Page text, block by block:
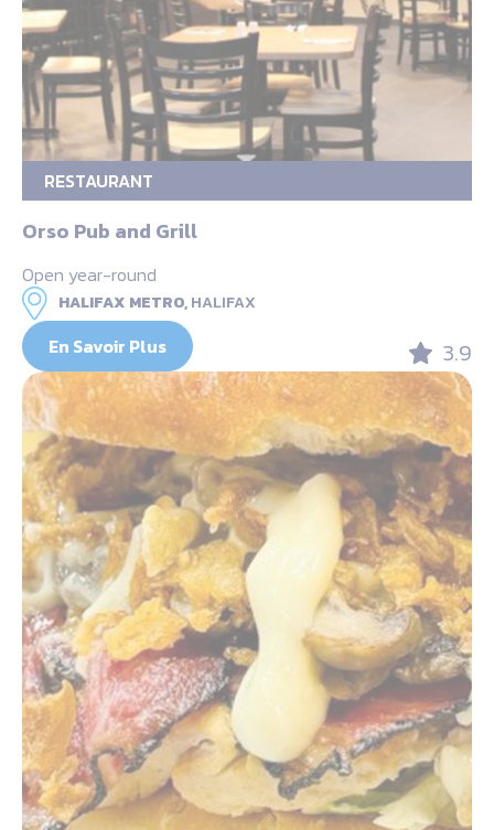
RESTAURANT
Orso Pub and Grill
Open year-round
HALIFAX METRO,HALIFAX
En Savoir Plus 3.9